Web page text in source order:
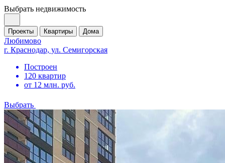
Выбрать недвижимость
Проекты Квартиры Дома
Любимово
г. Краснодар, ул. Семигорская
Построен
120 квартир
от 12 млн. руб.
Выбрать